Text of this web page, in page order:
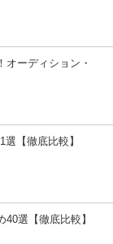
オーディション・
【徹底比較】
選【徹底比較】